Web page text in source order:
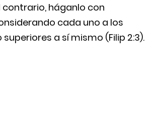
contrario, háganlo con
cada uno a los
a sí mismo (Filip 2:3).